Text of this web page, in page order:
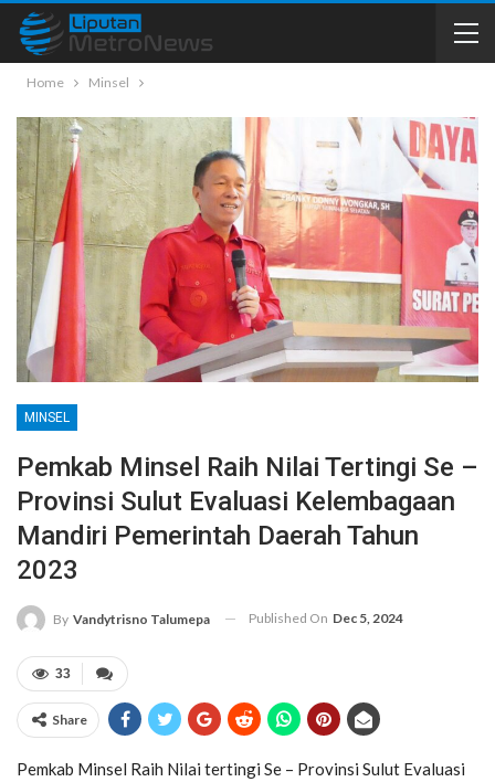
Home Minsel
MINSEL
Pemkab Minsel Raih Nilai Tertingi Se –
Provinsi Sulut Evaluasi Kelembagaan
Mandiri Pemerintah Daerah Tahun
2023
By Vandytrisno Talumepa Published On Dec 5, 2024
33
Share
Pemkab Minsel Raih Nilai tertingi Se – Provinsi Sulut Evaluasi